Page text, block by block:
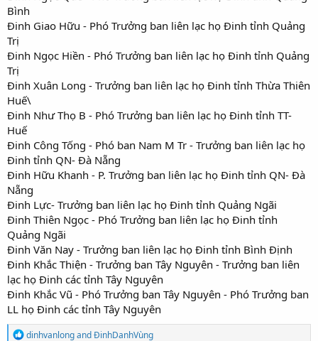
Bình
Đinh Giao Hữu - Phó Trưởng ban liên lạc họ Đinh tỉnh Quảng
Trị
Đinh Ngọc Hiền - Phó Trưởng ban liên lạc họ Đinh tỉnh Quảng
Trị
Đinh Xuân Long - Trưởng ban liên lạc họ Đinh tỉnh Thừa Thiên
Huế\
Đinh Như Thọ B - Phó Trưởng ban liên lạc họ Đinh tỉnh TT-
Huế
Đinh Công Tống - Phó ban Nam M Tr - Trưởng ban liên lạc họ
Đinh tỉnh QN- Đà Nẵng
Đinh Hữu Khanh - P. Trưởng ban liên lạc họ Đinh tỉnh QN- Đà
Nẵng
Đinh Lực- Trưởng ban liên lạc họ Đinh tỉnh Quảng Ngãi
Đinh Thiên Ngọc - Phó Trưởng ban liên lạc họ Đinh tỉnh
Quảng Ngãi
Đinh Văn Nay - Trưởng ban liên lạc họ Đinh tỉnh Bình Định
Đinh Khắc Thiện - Trưởng ban Tây Nguyên - Trưởng ban liên
lạc họ Đinh các tỉnh Tây Nguyên
Đinh Khắc Vũ - Phó Trưởng ban Tây Nguyên - Phó Trưởng ban
LL họ Đinh các tỉnh Tây Nguyên
R
dinhvanlongandĐinhDanhVùng